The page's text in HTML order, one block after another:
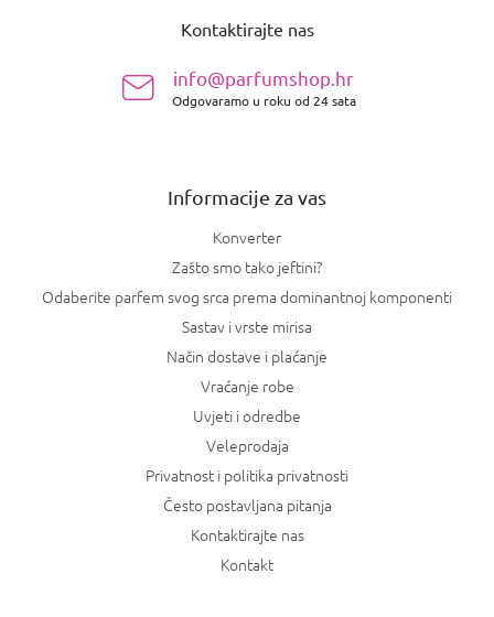
Kontaktirajte nas
info@parfumshop.hr
Odgovaramo u roku od 24 sata
Informacije za vas
Konverter
Zašto smo tako jeftini?
Odaberite parfem svog srca prema dominantnoj komponenti
Sastav i vrste mirisa
Način dostave i plaćanje
Vraćanje robe
Uvjeti i odredbe
Veleprodaja
Privatnost i politika privatnosti
Često postavljana pitanja
Kontaktirajte nas
Kontakt